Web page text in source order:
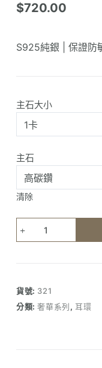
$720.00
S925純銀 | 保證防
主石大小
主石
清除
格
環
數
貨號: 321
分類:奢華系列,耳環